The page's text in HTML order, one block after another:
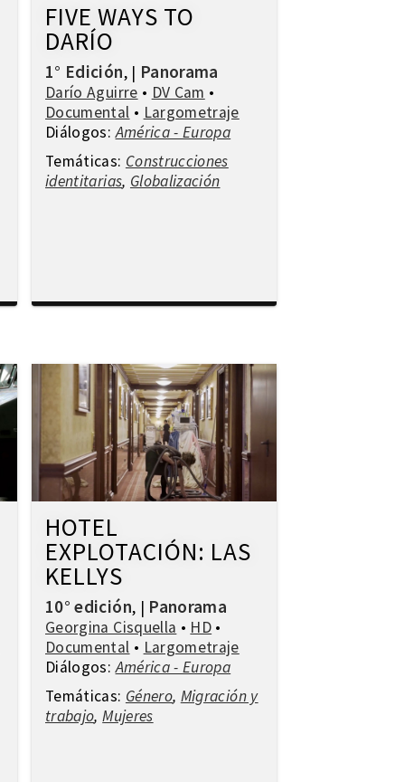
FIVE WAYS TO
DARÍO
1° Edición, | Panorama
Darío Aguirre • DV Cam •
Documental • Largometraje
Diálogos:América - Europa
Temáticas: Construcciones
identitarias, Globalización
HOTEL
EXPLOTACIÓN: LAS
KELLYS
10° edición, | Panorama
Georgina Cisquella • HD •
Documental • Largometraje
Diálogos:América - Europa
Temáticas: Género, Migración y
trabajo,Mujeres